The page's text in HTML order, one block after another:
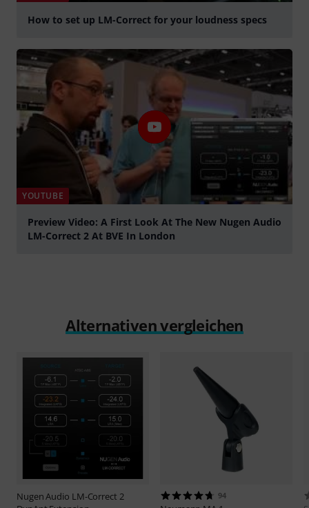
How to set up LM-Correct for your loudness specs
YOUTUBE
Preview Video: A First Look At The New Nugen Audio
LM-Correct 2 At BVE In London
Alternativen vergleichen
Nugen Audio LM-Correct 2
94